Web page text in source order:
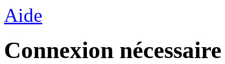
Aide
Connexion nécessaire